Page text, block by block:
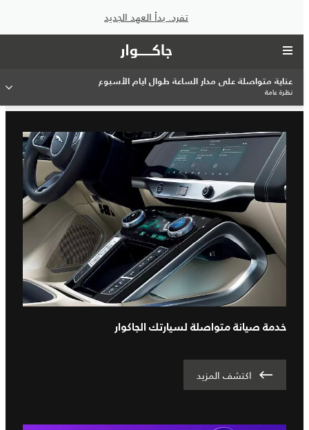
تفرد. بدأ العهد الجديد
عناية متواصلة على مدار الساعة طوال أيام الأسبوع
نظرة عامة
خدمة صيانة متواصلة لسيارتك الجاكوار
اكتشف المزيد